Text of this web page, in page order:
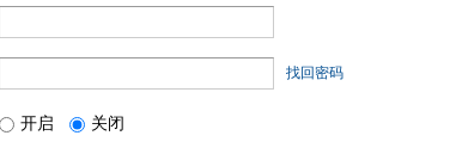
找回密码
开启 关闭